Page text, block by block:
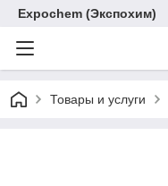
Expochem (Экспохим)
Товары и услуги